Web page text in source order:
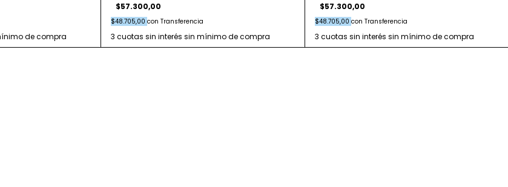
$57.300,00
$48.705,00 con Transferencia
$57.300,00
$48.705,00 con Transferencia